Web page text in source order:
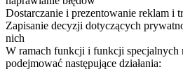
Dostarczanie i prezentowanie reklam i
Zapisanie decyzji dotyczących
nich
W ramach funkcji i funkcji specjalnych
podejmować następujące działania: